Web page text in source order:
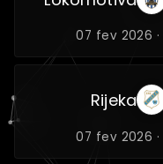
07 fev 2026 ·
Rijeka
07 fev 2026 ·